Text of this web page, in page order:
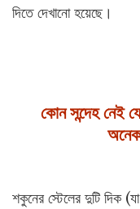
দিতে দেখানো হয়েছে।
কোন সন্দেহ নেই
অনেক
শকুনের স্টেলের দুটি দিক